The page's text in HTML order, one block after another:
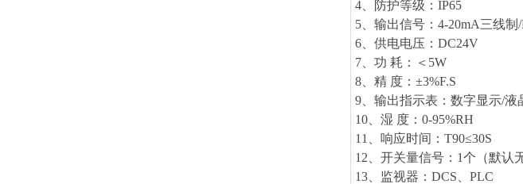
4、防护等级：IP65
5、输出信号：4-20mA三线制
6、供电电压：DC24V
7、功 耗：＜5W
8、精 度：±3%F.S
9、输出指示表：数字显示/液
10、湿 度：0-95%RH
11、响应时间：T90≤30S
12、开关量信号：1个（默认
13、监视器：DCS、PLC